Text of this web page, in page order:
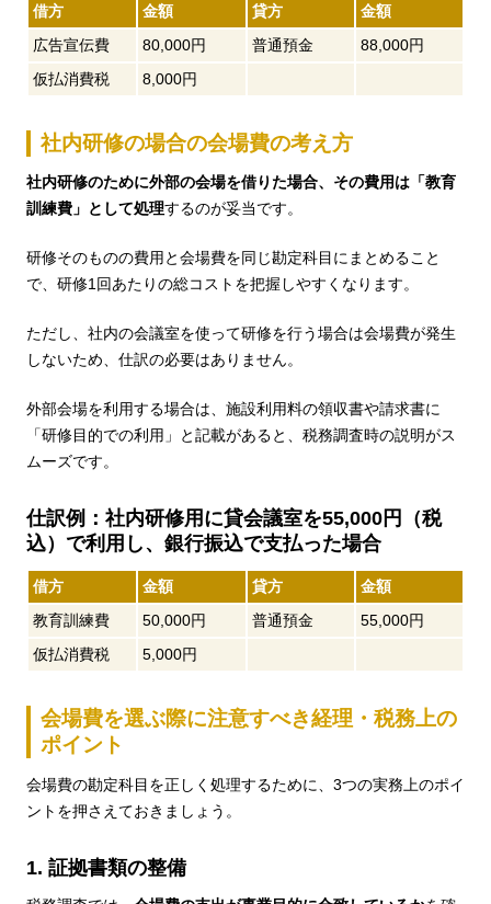
借方 金額 貸方
金額
広告宣伝費
80,000円 普通預金
88,000円
仮払消費税
8,000円
社内研修の場合の会場費の考え方
社内研修のために外部の会場を借りた場合、その費用は「教育
訓練費」として処理するのが妥当です。
研修そのものの費用と会場費を同じ勘定科目にまとめること
で、研修1回あたりの総コストを把握しやすくなります。
ただし、社内の会議室を使って研修を行う場合は会場費が発生
しないため、仕訳の必要はありません。
外部会場を利用する場合は、施設利用料の領収書や請求書に
「研修目的での利用」と記載があると、税務調査時の説明がス
ムーズです。
仕訳例：社内研修用に貸会議室を55,000円（税
込）で利用し、銀行振込で支払った場合
借方 金額 貸方
金額
教育訓練費
50,000円 普通預金
55,000円
仮払消費税
5,000円
会場費を選ぶ際に注意すべき経理・税務上の
ポイント
会場費の勘定科目を正しく処理するために、3つの実務上のポイ
ントを押さえておきましょう。
1. 証拠書類の整備